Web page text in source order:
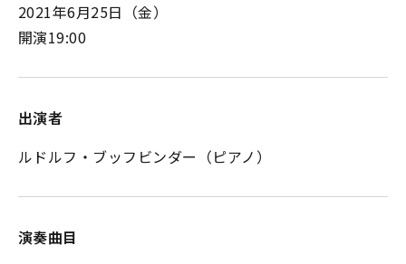
2021年6月25日（金）
開演19:00
出演者
ルドルフ・ブッフビンダー（ピアノ）
演奏曲目